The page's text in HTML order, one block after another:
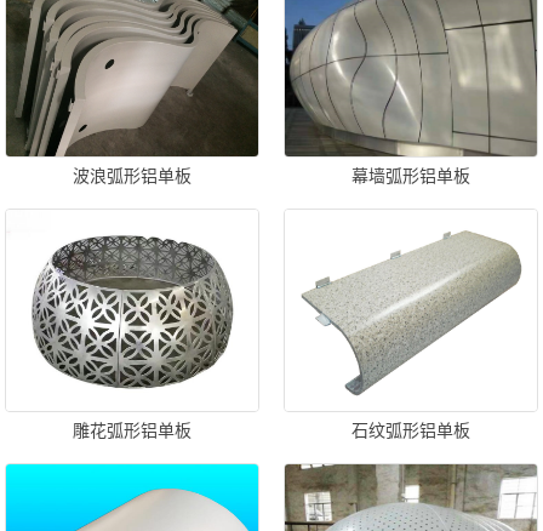
波浪弧形铝单板 幕墙弧形铝单板
雕花弧形铝单板 石纹弧形铝单板